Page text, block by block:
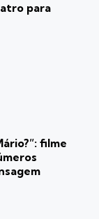
para
filme